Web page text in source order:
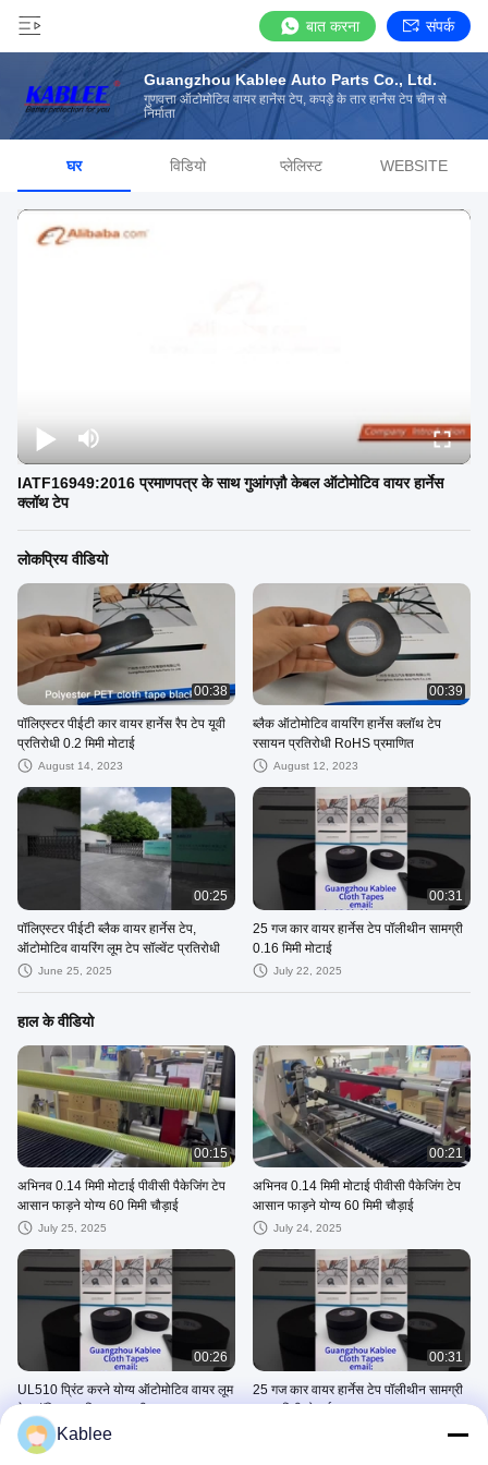
बात करना संपर्क
Guangzhou Kablee Auto Parts Co., Ltd.
गुणवत्ता ऑटोमोटिव वायर हार्नेस टेप, कपड़े के तार हार्नेस टेप चीन से
निर्माता
घर विडियो प्लेलिस्ट WEBSITE
IATF16949:2016 प्रमाणपत्र के साथ गुआंगज़ौ केबल ऑटोमोटिव वायर हार्नेस
क्लॉथ टेप
लोकप्रिय वीडियो
00:38
पॉलिएस्टर पीईटी कार वायर हार्नेस रैप टेप यूवी
प्रतिरोधी 0.2 मिमी मोटाई
August 14, 2023
00:39
ब्लैक ऑटोमोटिव वायरिंग हार्नेस क्लॉथ टेप
रसायन प्रतिरोधी RoHS प्रमाणित
August 12, 2023
00:25
पॉलिएस्टर पीईटी ब्लैक वायर हार्नेस टेप,
ऑटोमोटिव वायरिंग लूम टेप सॉल्वेंट प्रतिरोधी
June 25, 2025
00:31
25 गज कार वायर हार्नेस टेप पॉलीथीन सामग्री
0.16 मिमी मोटाई
July 22, 2025
हाल के वीडियो
00:15
अभिनव 0.14 मिमी मोटाई पीवीसी पैकेजिंग टेप
आसान फाड़ने योग्य 60 मिमी चौड़ाई
July 25, 2025
00:21
अभिनव 0.14 मिमी मोटाई पीवीसी पैकेजिंग टेप
आसान फाड़ने योग्य 60 मिमी चौड़ाई
July 24, 2025
00:26
UL510 प्रिंट करने योग्य ऑटोमोटिव वायर लूम
टेप पॉलिएस्टर फिल्म सामग्री
July 22, 2025
00:31
25 गज कार वायर हार्नेस टेप पॉलीथीन सामग्री
Kablee